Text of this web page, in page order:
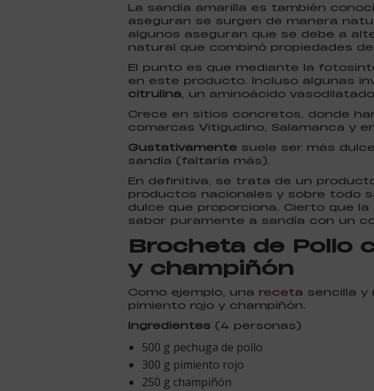
La sandía amarilla es también
aseguran se surgen de manera
algunos aseguran que se debe a
natural que combinó propiedades
El punto es que mediante la
en este producto. Incluso algunas
citrulina, un aminoácido
Crece en sitios concretos, donde
comarcas Vitigudino, Salamanca y
Gustativamente suele ser más
sandía (faltaría más).
En definitiva, se trata de un
productos nacionales y sobre todo
dulce que proporciona. Cierto que
sabor puramente a sandía con un
Brocheta de Pollo
y champiñón
Como ejemplo, una receta sencilla y
pimiento rojo y champiñón.
Ingredientes (4 personas)
500 g pechuga de pollo
300 g pimiento rojo
250 g champiñón